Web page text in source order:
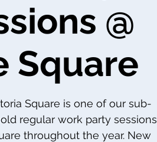
@
Square
Square is one of our sub-
regular work party sessions
throughout the year. New